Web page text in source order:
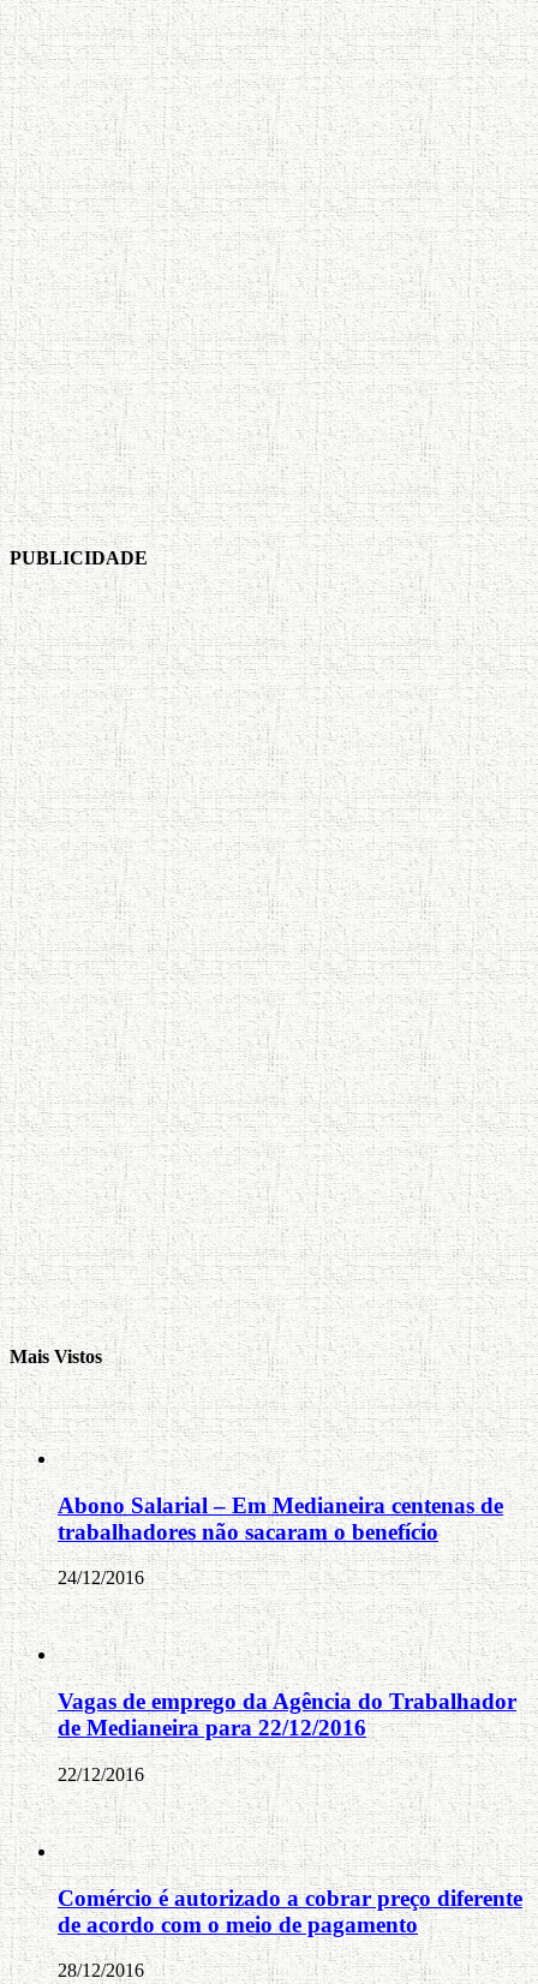
PUBLICIDADE
Mais Vistos
Abono Salarial – Em Medianeira centenas de
trabalhadores não sacaram o benefício
24/12/2016
Vagas de emprego da Agência do Trabalhador
de Medianeira para 22/12/2016
22/12/2016
Comércio é autorizado a cobrar preço diferente
de acordo com o meio de pagamento
28/12/2016